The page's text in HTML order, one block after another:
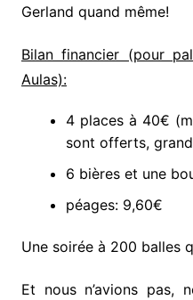
Gerland quand même!
Bilan financier (pour
Aulas):
4 places à 40€
sont offerts,
6 bières et une
péages: 9,60€
Une soirée à 200 balles
Et nous n’avions pas,